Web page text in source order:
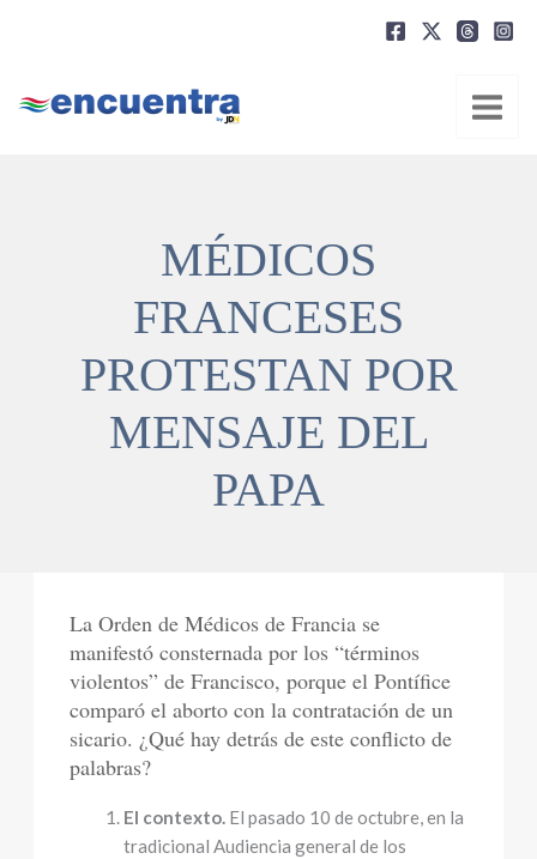
MÉDICOS
FRANCESES
PROTESTAN POR
MENSAJE DEL
PAPA
La Orden de Médicos de Francia se
manifestó consternada por los “términos
violentos” de Francisco, porque el Pontífice
comparó el aborto con la contratación de un
sicario. ¿Qué hay detrás de este conflicto de
palabras?
El contexto. El pasado 10 de octubre, en la
tradicional Audiencia general de los